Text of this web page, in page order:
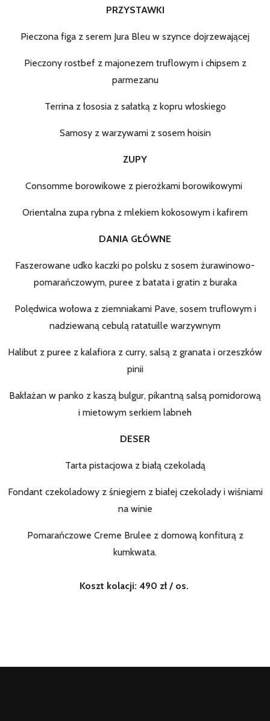
PRZYSTAWKI
Pieczona figa z serem Jura Bleu w szynce dojrzewającej
Pieczony rostbef z majonezem truflowym i chipsem z
parmezanu
Terrina z łososia z sałatką z kopru włoskiego
Samosy z warzywami z sosem hoisin
ZUPY
Consomme borowikowe z pierożkami borowikowymi
Orientalna zupa rybna z mlekiem kokosowym i kafirem
DANIA GŁÓWNE
Faszerowane udko kaczki po polsku z sosem żurawinowo-
pomarańczowym, puree z batata i gratin z buraka
Polędwica wołowa z ziemniakami Pave, sosem truflowym i
nadziewaną cebulą ratatuille warzywnym
Halibut z puree z kalafiora z curry, salsą z granata i orzeszków
pinii
Bakłażan w panko z kaszą bulgur, pikantną salsą pomidorową
i mietowym serkiem labneh
DESER
Tarta pistacjowa z białą czekoladą
Fondant czekoladowy z śniegiem z białej czekolady i wiśniami
na winie
Pomarańczowe Creme Brulee z domową konfiturą z
kumkwata.
Koszt kolacji: 490 zł / os.